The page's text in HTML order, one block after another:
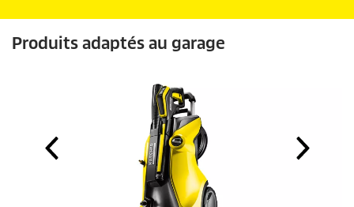
Produits adaptés au garage